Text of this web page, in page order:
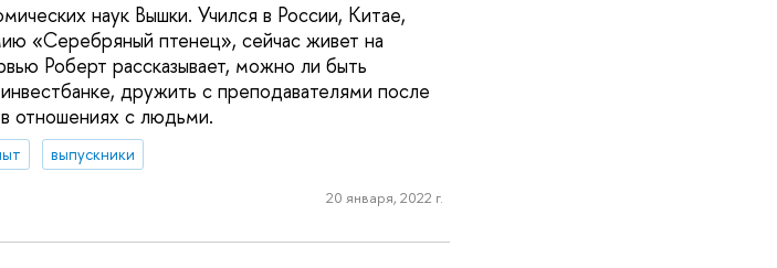
наук Вышки. Учился в России, Китае,
«Серебряный птенец», сейчас живет на
Роберт рассказывает, можно ли быть
дружить с преподавателями после
отношениях с людьми.
выпускники
20 января, 2022 г.